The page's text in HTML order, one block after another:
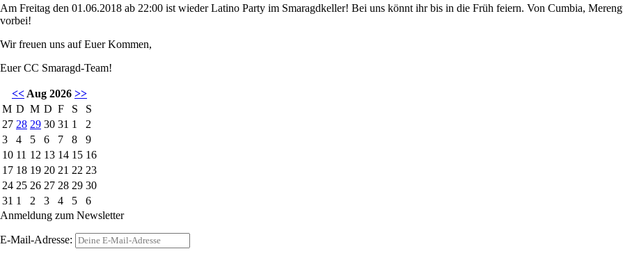
Am Freitag den 01.06.2018 ab 22:00 ist wieder Latino Party im Smaragdkeller! Bei uns könnt ihr bis in die Früh feiern. Von Cumbia,
vorbei!
Wir freuen uns auf Euer Kommen,
Euer CC Smaragd-Team!
<< Aug 2026 >>
M D M D F S
S
27 28 29 30 31 1
2
3
4 5 6 7 8
9
10 11 12 13 14 15 16
17 18 19 20 21 22 23
24 25 26 27 28 29 30
31 1 2 3 4 5
6
Anmeldung zum Newsletter
E-Mail-Adresse: